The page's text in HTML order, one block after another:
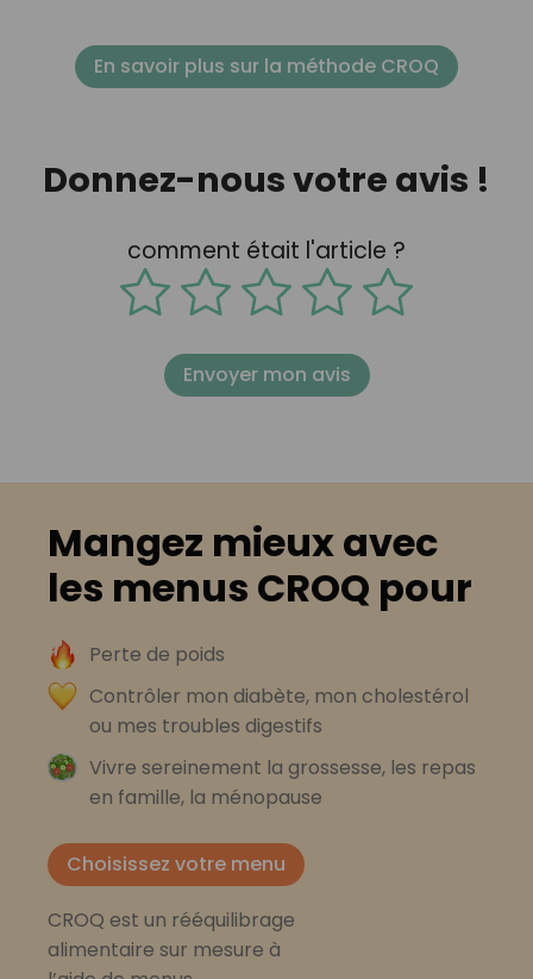
En savoir plus sur la méthode CROQ
Donnez-nous votre avis !
comment était l'article ?
Envoyer mon avis
Mangez mieux avec
les menus CROQ pour
Perte de poids
Contrôler mon diabète, mon cholestérol
ou mes troubles digestifs
Vivre sereinement la grossesse, les repas
en famille, la ménopause
Choisissez votre menu
CROQ est un rééquilibrage
alimentaire sur mesure à